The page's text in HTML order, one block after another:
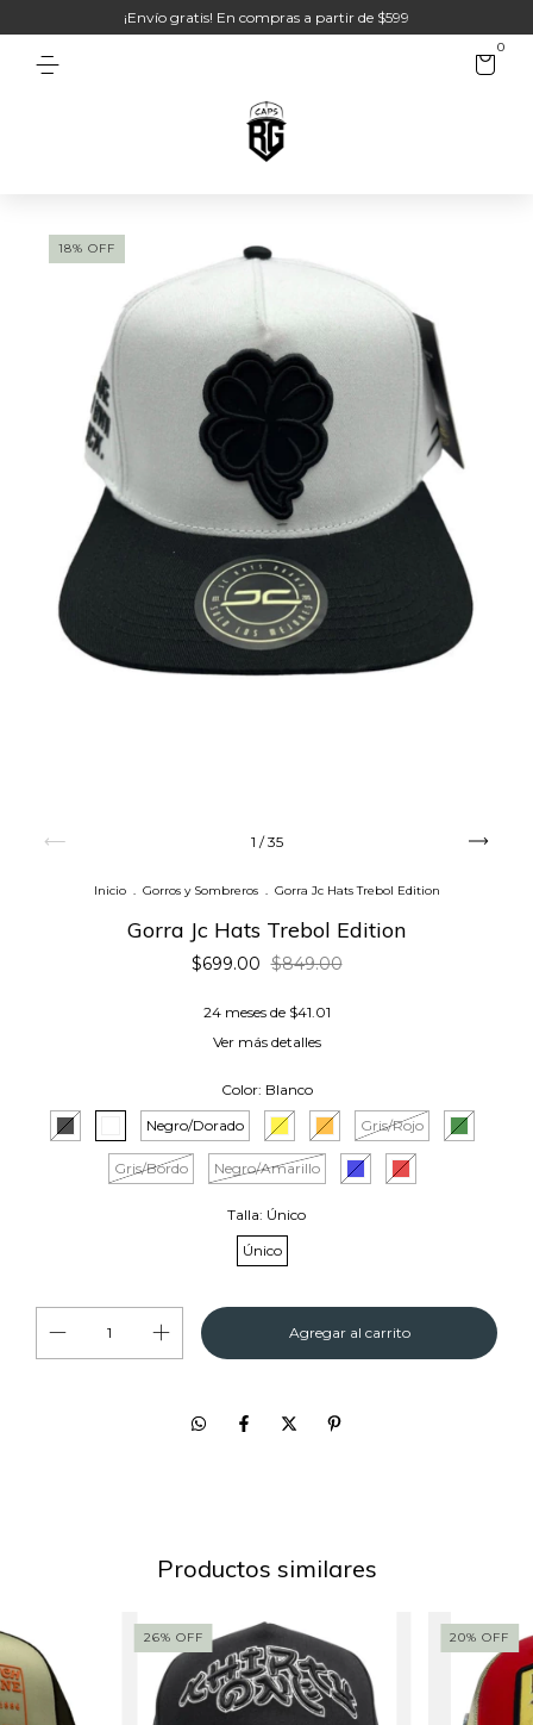
¡Envío gratis! En compras a partir de $599
0
18% OFF
1 /35
Inicio . Gorros y Sombreros . Gorra Jc Hats Trebol Edition
Gorra Jc Hats Trebol Edition
$699.00 $849.00
24 meses de $41.01
Ver más detalles
Color: Blanco
Negro/Dorado
Gris/Rojo
Gris/Bordo Negro/Amarillo
Talla: Único
Único
Productos similares
26% OFF 20%OFF